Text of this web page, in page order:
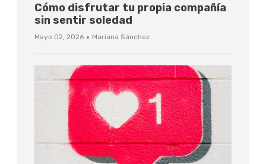
Cómo disfrutar tu propia compañía
sin sentir soledad
Mayo 02, 2026 · Mariana Sánchez